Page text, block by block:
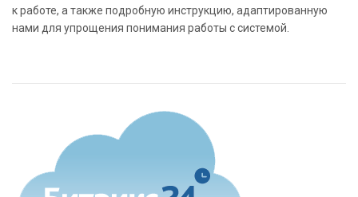
к работе, а также подробную инструкцию, адаптированную
нами для упрощения понимания работы с системой.